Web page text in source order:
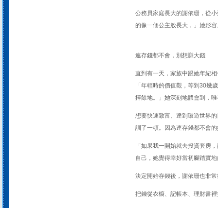
公務員家庭長大的謝依珊，從
的像一個公主般長大，」她形
連存錢都不會，別想賺大錢
直到有一天，家族中跟她年紀
「年輕時的價值觀，等到30幾
擇餘地。」她深刻地體會到，
想要快速致富、達到環遊世界
訓了一頓。因為連存錢都不會
「如果我一開始就去投資套房
自己，她覺得幸好當初腳踏實
決定開始存錢後，謝依珊也非
把錢從衣櫥、記帳本、理財書